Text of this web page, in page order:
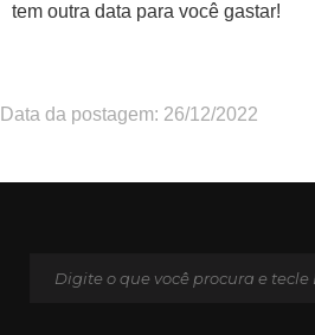
tem outra data para você gastar!
Data da postagem: 26/12/2022